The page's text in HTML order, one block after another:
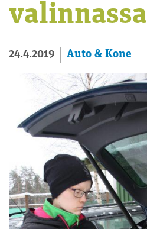
valinnassa
24.4.2019 Auto & Kone